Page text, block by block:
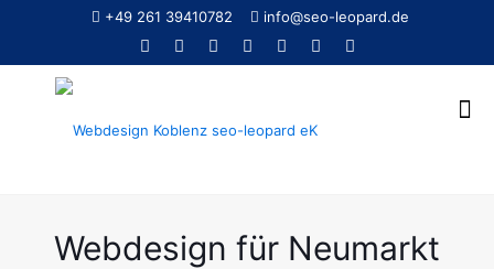
+49 261 39410782 info@seo-leopard.de
Webdesign für Neumarkt